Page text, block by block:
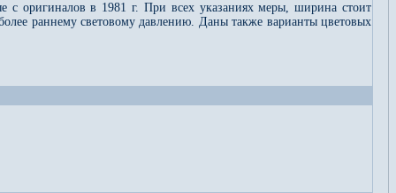
с оригиналов в 1981 г. При всех указаниях меры, ширина стоит
раннему световому давлению. Даны также варианты цветовых